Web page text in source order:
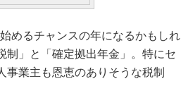
めるチャンスの年になるかもしれ
制」と「確定拠出年金」。特にセ
事業主も恩恵のありそうな税制